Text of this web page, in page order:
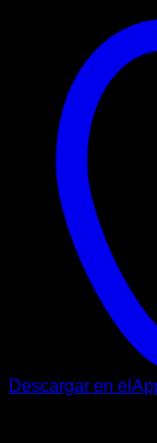
Descargar en el